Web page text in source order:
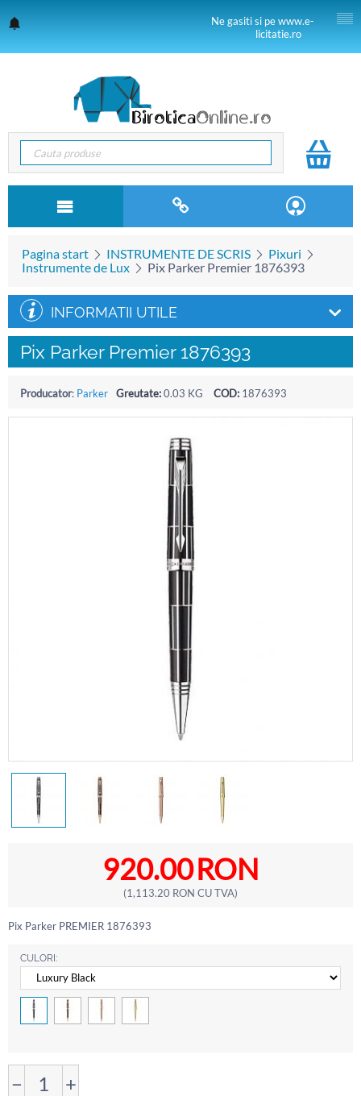
Ne gasiti si pe www.e-
licitatie.ro
Pagina start INSTRUMENTE DE SCRIS
Pixuri
Instrumente de Lux
Pix Parker Premier 1876393
INFORMATII UTILE
Pix Parker Premier 1876393
Producator: Parker Greutate:0.03 KG COD: 1876393
920.00RON
(1,113.20 RON CU TVA)
Pix Parker PREMIER 1876393
CULORI:
− +